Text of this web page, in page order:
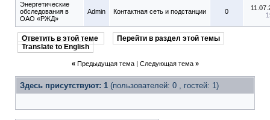
Энергетические
обследования в
ОАО «РЖД»
Admin Контактная сеть и подстанции 0
Ответить в этой теме
Перейти в раздел этой темы
Translate to English
« Предыдущая тема| Следующая тема »
Здесь присутствуют: 1 (пользователей: 0 , гостей: 1)